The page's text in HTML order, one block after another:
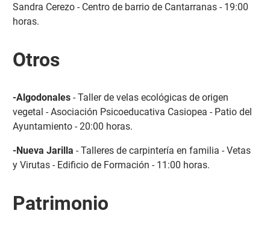
Sandra Cerezo - Centro de barrio de Cantarranas - 19:00
horas.
Otros
-Algodonales- Taller de velas ecológicas de origen
vegetal - Asociación Psicoeducativa Casiopea - Patio del
Ayuntamiento - 20:00 horas.
-Nueva Jarilla - Talleres de carpintería en familia - Vetas
y Virutas - Edificio de Formación - 11:00 horas.
Patrimonio